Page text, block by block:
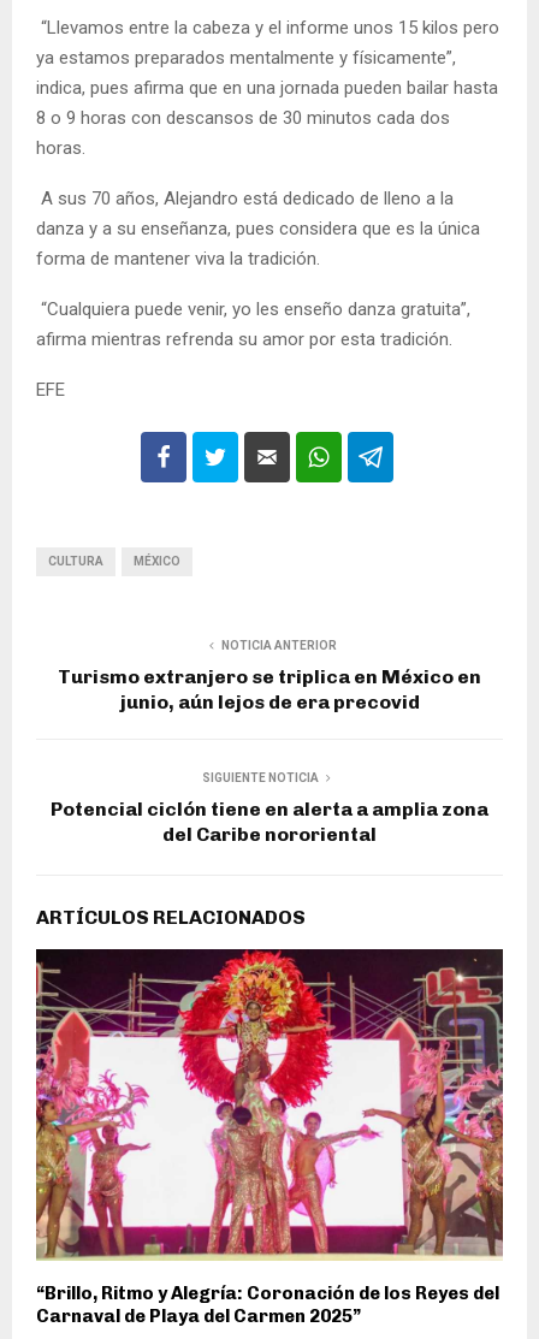
“Llevamos entre la cabeza y el informe unos 15 kilos pero
ya estamos preparados mentalmente y físicamente”,
indica, pues afirma que en una jornada pueden bailar hasta
8 o 9 horas con descansos de 30 minutos cada dos
horas.
A sus 70 años, Alejandro está dedicado de lleno a la
danza y a su enseñanza, pues considera que es la única
forma de mantener viva la tradición.
“Cualquiera puede venir, yo les enseño danza gratuita”,
afirma mientras refrenda su amor por esta tradición.
EFE
CULTURA MÉXICO
NOTICIA ANTERIOR
Turismo extranjero se triplica en México en
junio, aún lejos de era precovid
SIGUIENTE NOTICIA
Potencial ciclón tiene en alerta a amplia zona
del Caribe nororiental
ARTÍCULOS RELACIONADOS
“Brillo, Ritmo y Alegría: Coronación de los Reyes del
Carnaval de Playa del Carmen 2025”